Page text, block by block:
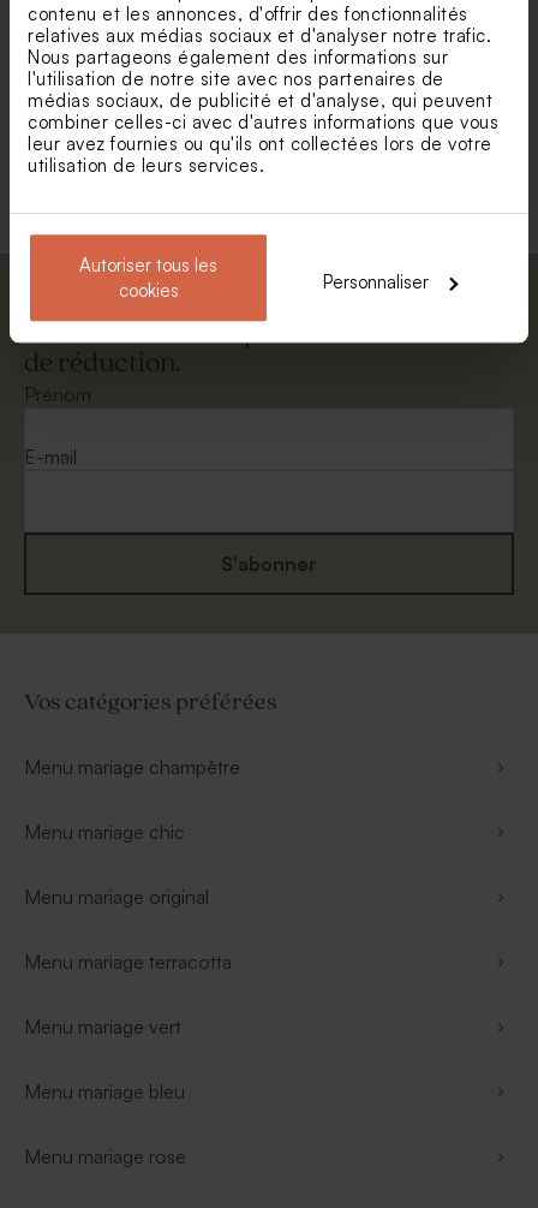
contenu et les annonces, d'offrir des fonctionnalités
relatives aux médias sociaux et d'analyser notre trafic.
Nous partageons également des informations sur
l'utilisation de notre site avec nos partenaires de
médias sociaux, de publicité et d'analyse, qui peuvent
combiner celles-ci avec d'autres informations que vous
leur avez fournies ou qu'ils ont collectées lors de votre
utilisation de leurs services.
Autoriser tous les
cookies
Personnaliser
personnaliser chaque place de vos invités,
créer une ambiance douce, naturelle et harmonieuse,
sublimer votre thème avec de belles illustrations
bohèmes.
Avec ses couleurs terracotta, ses feuillages délicats, ses fleurs
séchées ou ses touches dorées, le menu bohème devient un
Abonnez-vous à la newsletter et restez
informé. Petite surprise : bénéficiez de 5%
de réduction.
Prénom
E-mail
S'abonner
Vos catégories préférées
Menu mariage champêtre
Menu mariage chic
Menu mariage original
Menu mariage terracotta
Menu mariage vert
Menu mariage bleu
Menu mariage rose